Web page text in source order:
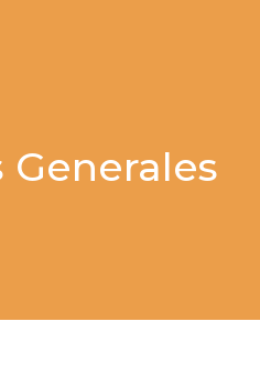
Generales